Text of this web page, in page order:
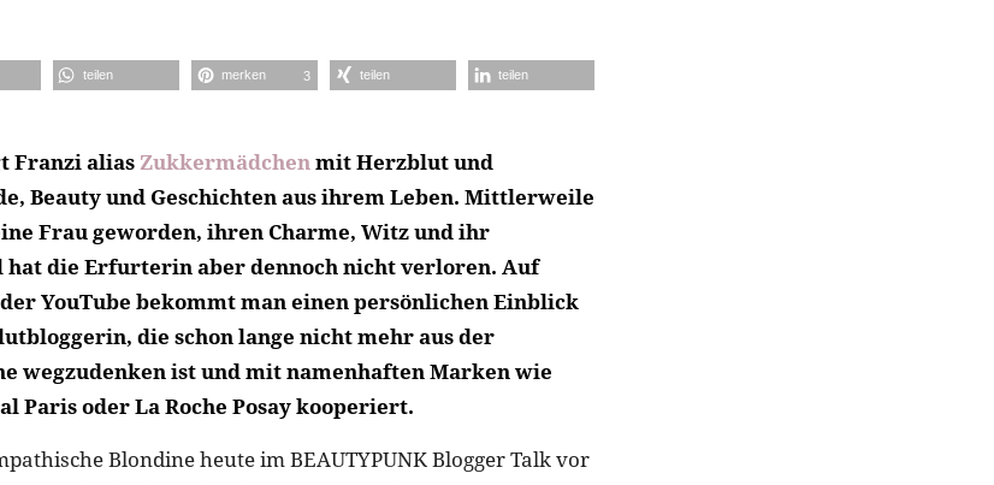
teilen merken 3 teilen teilen
Franzi aliasZukkermädchenmit Herzblut und
Beauty und Geschichten aus ihrem Leben. Mittlerweile
Frau geworden, ihren Charme, Witz und ihr
hat die Erfurterin aber dennoch nicht verloren. Auf
YouTube bekommt man einen persönlichen Einblick
die schon lange nicht mehr aus der
wegzudenken ist und mit namenhaften Marken wie
Paris oder La Roche Posay kooperiert.
Blondine heute im BEAUTYPUNK Blogger Talk vor